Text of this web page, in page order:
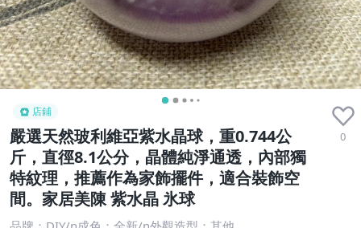
店鋪
嚴選天然玻利維亞紫水晶球，重0.744公
斤，直徑8.1公分，晶體純淨通透，內部獨
特紋理，推薦作為家飾擺件，適合裝飾空
間。家居美陳 紫水晶 氷球
0